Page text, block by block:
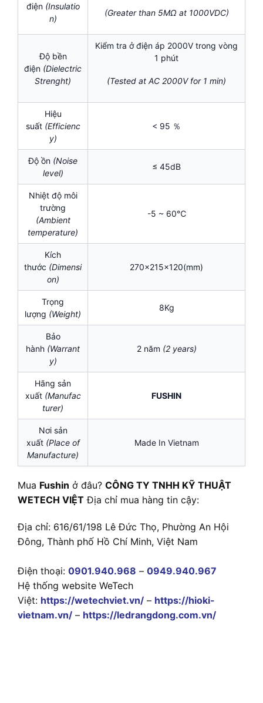
điện (Insulatio
n)
(Greater than 5MΩ at 1000VDC)
Độ bền
điện (Dielectric
Strenght)
Kiểm tra ở điện áp 2000V trong vòng
1 phút
(Tested at AC 2000V for 1 min)
Hiệu
suất (Efficienc
y)
< 95 ％
Độ ồn (Noise
level)
≤ 45dB
Nhiệt độ môi
trường
(Ambient
temperature)
-5 ~ 60℃
Kích
thước (Dimensi
on)
270x215x120(mm)
Trọng
lượng (Weight)
8Kg
Bảo
hành (Warrant
y)
2 năm (2 years)
Hãng sản
xuất (Manufac
turer)
FUSHIN
Nơi sản
xuất (Place of
Manufacture)
Made In Vietnam
Mua Fushin ở đâu? CÔNG TY TNHH KỸ THUẬT
WETECH VIỆT Địa chỉ mua hàng tin cậy:
Địa chỉ: 616/61/198 Lê Đức Thọ, Phường An Hội
Đông, Thành phố Hồ Chí Minh, Việt Nam
Điện thoại: 0901.940.968 – 0949.940.967
Hệ thống website WeTech
Việt: https://wetechviet.vn/ – https://hioki-
vietnam.vn/ – https://ledrangdong.com.vn/